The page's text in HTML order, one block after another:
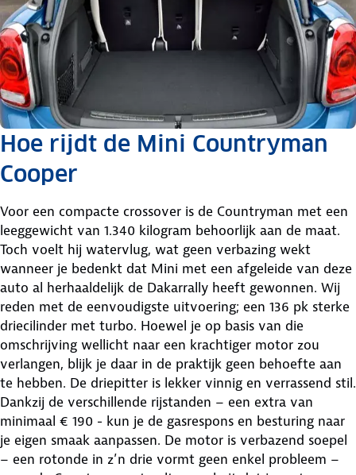
Hoe rijdt de Mini Countryman
Cooper
Voor een compacte crossover is de Countryman met een
leeggewicht van 1.340 kilogram behoorlijk aan de maat.
Toch voelt hij watervlug, wat geen verbazing wekt
wanneer je bedenkt dat Mini met een afgeleide van deze
auto al herhaaldelijk de Dakarrally heeft gewonnen. Wij
reden met de eenvoudigste uitvoering; een 136 pk sterke
driecilinder met turbo. Hoewel je op basis van die
omschrijving wellicht naar een krachtiger motor zou
verlangen, blijk je daar in de praktijk geen behoefte aan
te hebben. De driepitter is lekker vinnig en verrassend stil.
Dankzij de verschillende rijstanden – een extra van
minimaal € 190 - kun je de gasrespons en besturing naar
je eigen smaak aanpassen. De motor is verbazend soepel
– een rotonde in z’n drie vormt geen enkel probleem –